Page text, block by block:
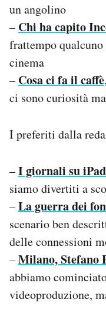
un angolino
– Chi ha capito
frattempo qualcuno
cinema
– Cosa ci fa il caffè
ci sono curiosità
I preferiti dalla
–I giornali su
siamo divertiti a
–La guerra dei
scenario ben
delle connessioni
–Milano, Stefano
abbiamo
videoproduzione,